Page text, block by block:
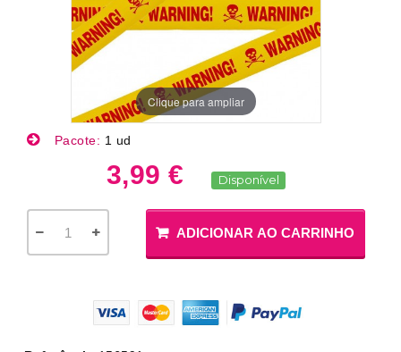
Clique para ampliar
Pacote: 1 ud
3,99 € Disponível
ADICIONAR AO CARRINHO